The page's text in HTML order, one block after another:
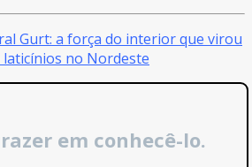
Gurt: a força do interior que virou
no Nordeste
em conhecê-lo.